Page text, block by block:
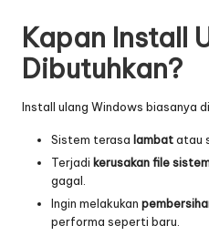
Kapan Install
Dibutuhkan?
Install ulang Windows biasanya
Sistem terasa lambatatau
Terjadi kerusakan file
gagal.
Ingin melakukan
performa seperti baru.